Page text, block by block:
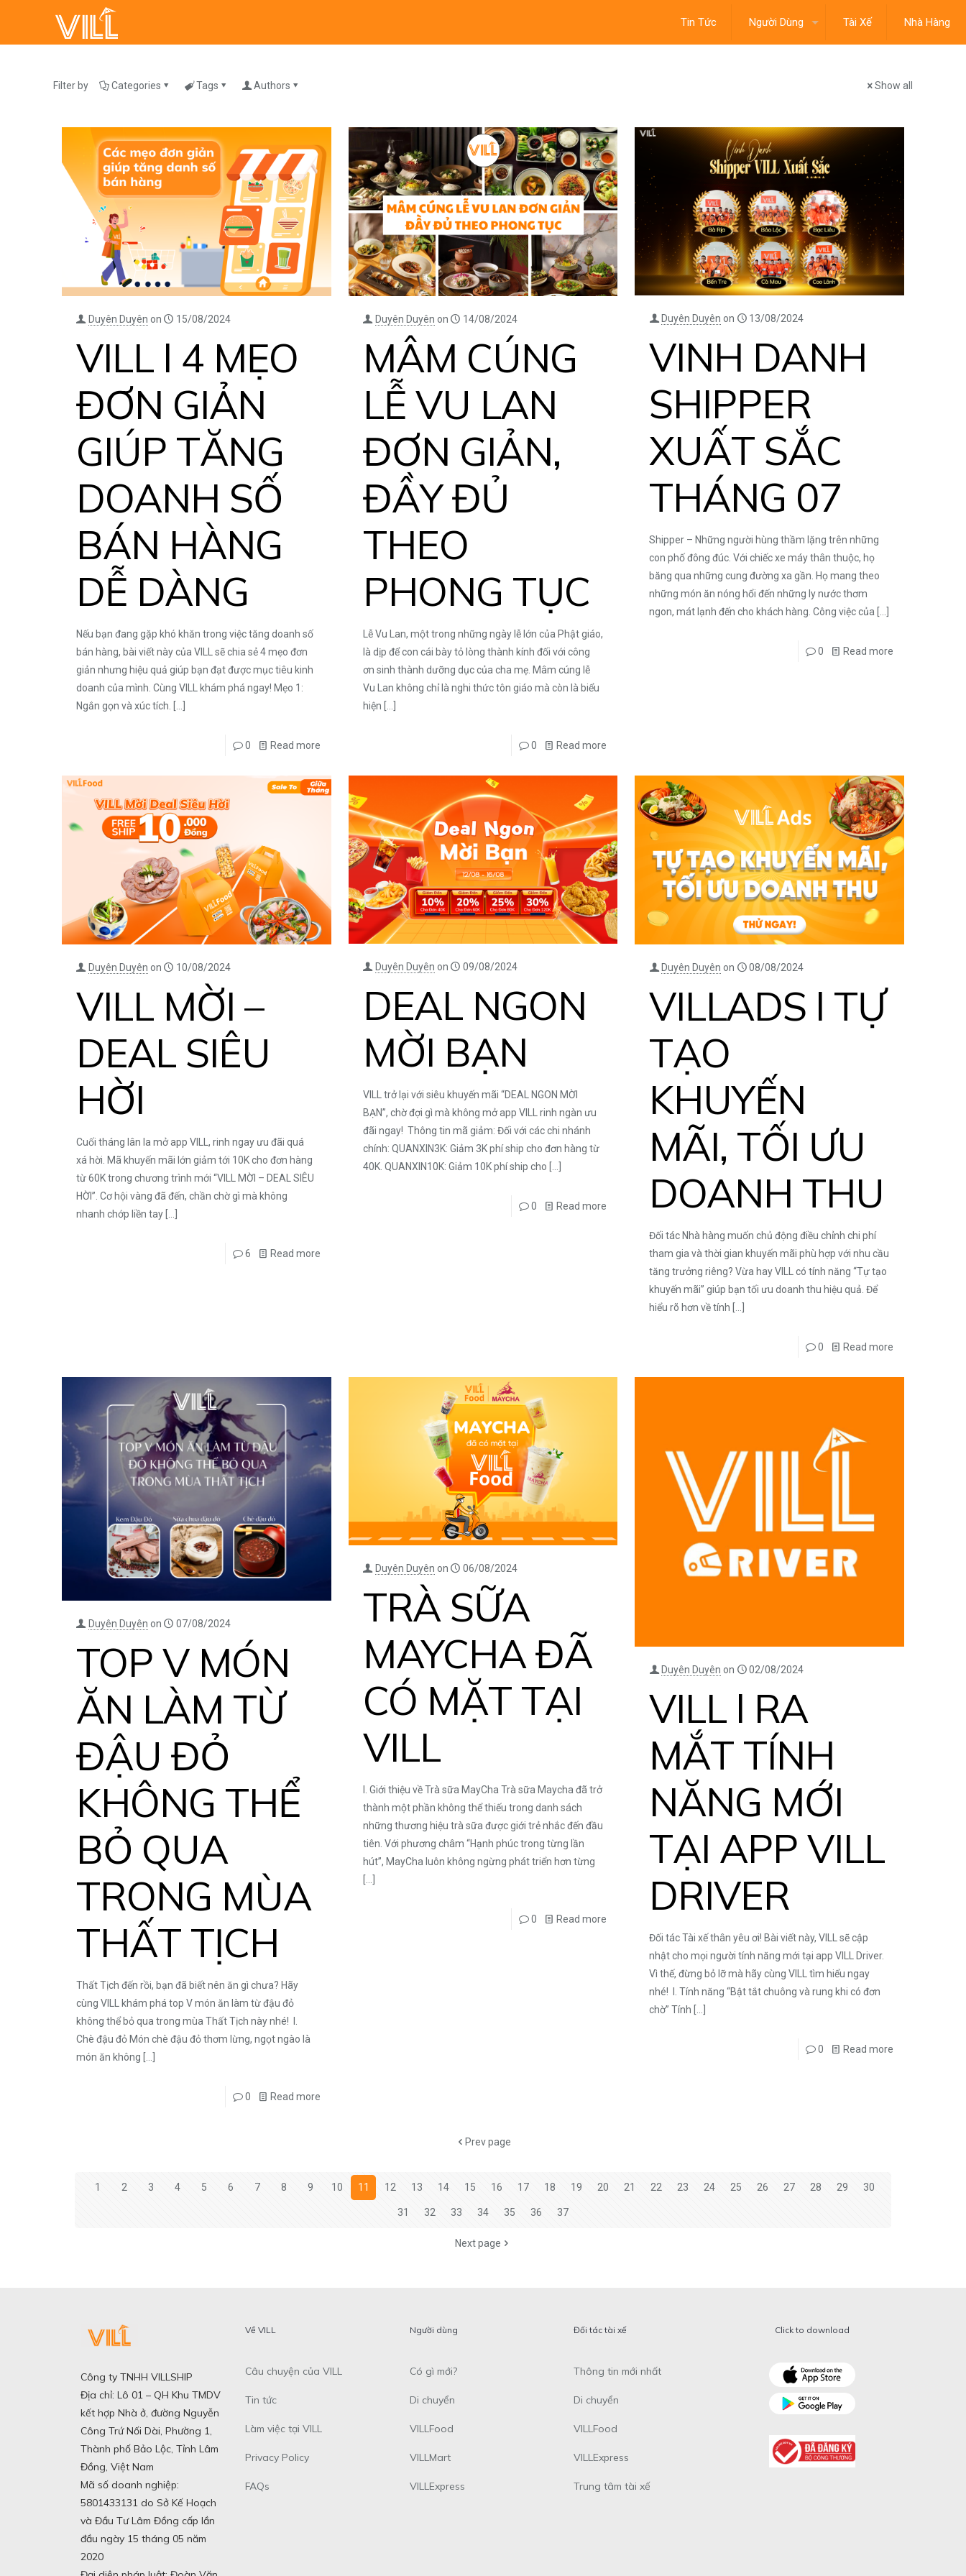
Tin Tức Người Dùng Tài Xế Nhà Hàng
Filter by Categories Tags Authors Show all
Duyên Duyên on 15/08/2024
VILL l 4 MẸO
ĐƠN GIẢN
GIÚP TĂNG
DOANH SỐ
BÁN HÀNG
DỄ DÀNG
Nếu bạn đang gặp khó khăn trong việc tăng doanh số
bán hàng, bài viết này của VILL sẽ chia sẻ 4 mẹo đơn
giản nhưng hiệu quả giúp bạn đạt được mục tiêu kinh
doanh của mình. Cùng VILL khám phá ngay! Mẹo 1:
Ngắn gọn và xúc tích.
0 Read more
Duyên Duyên on 14/08/2024
MÂM CÚNG
LỄ VU LAN
ĐƠN GIẢN,
ĐẦY ĐỦ
THEO
PHONG TỤC
Lễ Vu Lan, một trong những ngày lễ lớn của Phật giáo,
là dịp để con cái bày tỏ lòng thành kính đối với công
ơn sinh thành dưỡng dục của cha mẹ. Mâm cúng lễ
Vu Lan không chỉ là nghi thức tôn giáo mà còn là biểu
hiện […]
0 Read more
Duyên Duyên on 13/08/2024
VINH DANH
SHIPPER
XUẤT SẮC
THÁNG 07
Shipper – Những người hùng thầm lặng trên những
con phố đông đúc. Với chiếc xe máy thân thuộc, họ
băng qua những cung đường xa gần. Họ mang theo
những món ăn nóng hổi đến những ly nước thơm
ngon, mát lạnh đến cho khách hàng. Công việc của […]
0 Read more
Duyên Duyên on 10/08/2024
VILL MỜI –
DEAL SIÊU
HỜI
Cuối tháng lân la mở app VILL, rinh ngay ưu đãi quá
xá hời. Mã khuyến mãi lớn giảm tới 10K cho đơn hàng
từ 60K trong chương trình mới “VILL MỜI – DEAL SIÊU
HỜI”. Cơ hội vàng đã đến, chần chờ gì mà không
nhanh chớp liền tay[…]
6 Read more
Duyên Duyên on 09/08/2024
DEAL NGON
MỜI BẠN
VILL trở lại với siêu khuyến mãi “DEAL NGON MỜI
BẠN”, chờ đợi gì mà không mở app VILL rinh ngàn ưu
đãi ngay! Thông tin mã giảm: Đối với các chi nhánh
chính: QUANXIN3K: Giảm 3K phí ship cho đơn hàng từ
40K. QUANXIN10K: Giảm 10K phí ship cho
0 Read more
Duyên Duyên on 08/08/2024
VILLADS l TỰ
TẠO
KHUYẾN
MÃI, TỐI ƯU
DOANH THU
Đối tác Nhà hàng muốn chủ động điều chỉnh chi phí
tham gia và thời gian khuyến mãi phù hợp với nhu cầu
tăng trưởng riêng? Vừa hay VILL có tính năng “Tự tạo
khuyến mãi” giúp bạn tối ưu doanh thu hiệu quả. Để
hiểu rõ hơn về tính […]
0 Read more
Duyên Duyên on 07/08/2024
TOP V MÓN
ĂN LÀM TỪ
ĐẬU ĐỎ
KHÔNG THỂ
BỎ QUA
TRONG MÙA
THẤT TỊCH
Thất Tịch đến rồi, bạn đã biết nên ăn gì chưa? Hãy
cùng VILL khám phá top V món ăn làm từ đậu đỏ
không thể bỏ qua trong mùa Thất Tịch này nhé! I.
Chè đậu đỏ Món chè đậu đỏ thơm lừng, ngọt ngào là
món ăn không
0 Read more
Duyên Duyên on 06/08/2024
TRÀ SỮA
MAYCHA ĐÃ
CÓ MẶT TẠI
VILL
I. Giới thiệu về Trà sữa MayCha Trà sữa Maycha đã trở
thành một phần không thể thiếu trong danh sách
những thương hiệu trà sữa được giới trẻ nhắc đến đầu
tiên. Với phương châm “Hạnh phúc trong từng lần
hút”, MayCha luôn không ngừng phát triển hơn từng
0 Read more
Duyên Duyên on 02/08/2024
VILL l RA
MẮT TÍNH
NĂNG MỚI
TẠI APP VILL
DRIVER
Đối tác Tài xế thân yêu ơi! Bài viết này, VILL sẽ cập
nhật cho mọi người tính năng mới tại app VILL Driver.
Vì thế, đừng bỏ lỡ mà hãy cùng VILL tìm hiểu ngay
nhé! I. Tính năng “Bật tắt chuông và rung khi có đơn
chờ” Tính […]
0 Read more
Prev page
1 2 3 4 5 6 7 8 9 10 11 12 13 14 15 16 17 18 19 20 21 22 23 24 25 26 27 28 29 30
31 32 33 34 35 36 37
Next page
Công ty TNHH VILLSHIP
Địa chỉ: Lô 01 – QH Khu TMDV
kết hợp Nhà ở, đường Nguyễn
Công Trứ Nối Dài, Phường 1,
Thành phố Bảo Lộc, Tỉnh Lâm
Đồng, Việt Nam
Mã số doanh nghiệp:
5801433131 do Sở Kế Hoạch
và Đầu Tư Lâm Đồng cấp lần
đầu ngày 15 tháng 05 năm
2020
Về VILL
Câu chuyện của VILL
Tin tức
Làm việc tại VILL
Privacy Policy
FAQs
Người dùng
Có gì mới?
Di chuyển
VILLFood
VILLMart
VILLExpress
Đối tác tài xế
Thông tin mới nhất
Di chuyển
VILLFood
VILLExpress
Trung tâm tài xế
Click to download